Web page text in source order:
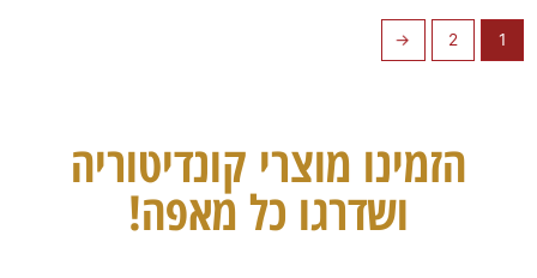
1
2
←
הזמינו מוצרי קונדיטוריה
ושדרגו כל מאפה!